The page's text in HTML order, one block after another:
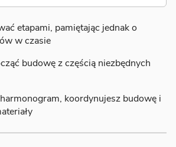
etapami, pamiętając jednak o
w czasie
budowę z częścią niezbędnych
koordynujesz budowę i